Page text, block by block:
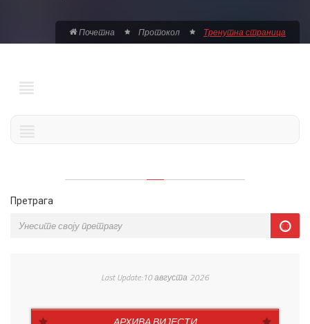
Почетна Протокол Тренутна страница
Претрага
Last Update:10 августа 2026